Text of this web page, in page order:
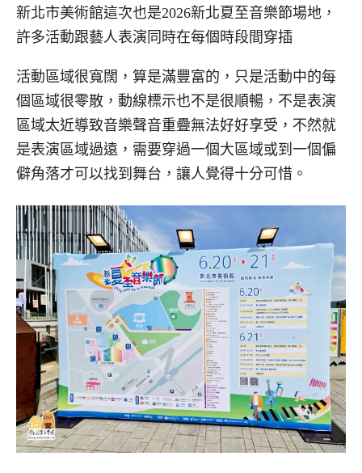
新北市美術館這次也是2026新北夏至音樂節場地，
許多活動跟藝人表演同時在每個時段間穿插
活動區域很寬闊，算是滿豐富的，只是活動中的每
個區域很零散，動線標示也不是很順暢，不是表演
區域太近導致音樂聲音重疊無法好好享受，不然就
是表演區域過遠，需要穿過一個大區域或到一個偏
僻角落才可以找到舞台，讓人覺得十分可惜。